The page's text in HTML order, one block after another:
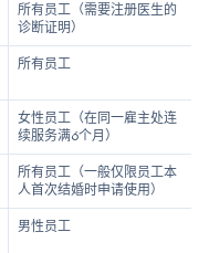
所有员工（需要注册医生的
诊断证明）
所有员工
女性员工（在同一雇主处连
续服务满6个月）
所有员工（一般仅限员工本
人首次结婚时申请使用）
男性员工